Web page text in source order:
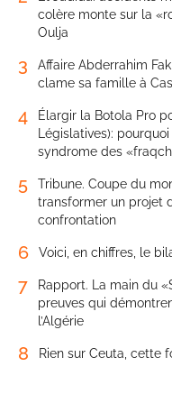
colère monte sur la
Oulja
3
Affaire Abderrahim
clame sa famille à
4
Élargir la Botola Pro
Législatives):
syndrome des
5
Tribune. Coupe du
transformer un projet
confrontation
6 Voici, en chiffres, le
7
Rapport. La main du
preuves qui
l’Algérie
8 Rien sur Ceuta, cette